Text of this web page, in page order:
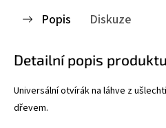
Popis Diskuze
Detailní popis produktu
Universální otvírák na láhve z
dřevem.